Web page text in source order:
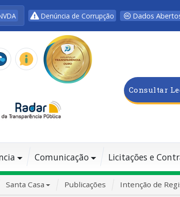
Denúncia de Corrupção Dados
Consultar
Comunicação Licitações e
Santa Casa Publicações Intenção de